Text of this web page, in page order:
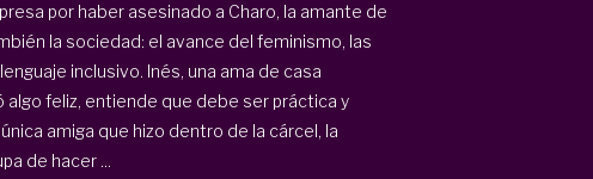
por haber asesinado a Charo, la amante de
la sociedad: el avance del feminismo, las
inclusivo. Inés, una ama de casa
feliz, entiende que debe ser práctica y
amiga que hizo dentro de la cárcel, la
de hacer ...